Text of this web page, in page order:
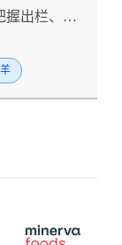
握出栏、拿